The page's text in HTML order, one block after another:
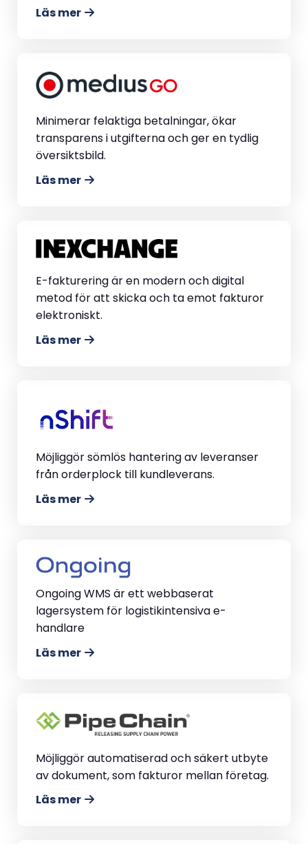
Läs mer
Minimerar felaktiga betalningar, ökar
transparens i utgifterna och ger en tydlig
översiktsbild.
Läs mer
E-fakturering är en modern och digital
metod för att skicka och ta emot fakturor
elektroniskt.
Läs mer
Möjliggör sömlös hantering av leveranser
från orderplock till kundleverans.
Läs mer
Ongoing WMS är ett webbaserat
lagersystem för logistikintensiva e-
handlare
Läs mer
Möjliggör automatiserad och säkert utbyte
av dokument, som fakturor mellan företag.
Läs mer